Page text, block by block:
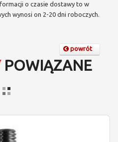
o czasie dostawy to w
wynosi on 2-20 dni roboczych.
powrót
POWIĄZANE